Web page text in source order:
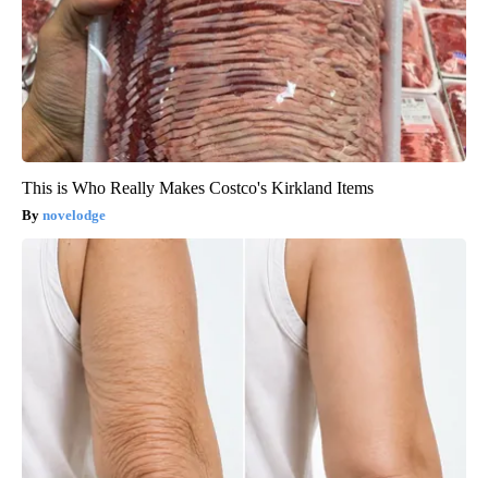
This is Who Really Makes Costco's Kirkland Items
novelodge